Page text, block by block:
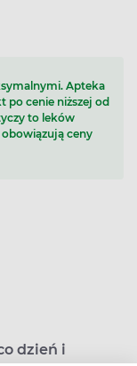
Apteka
po cenie niższej od
to leków
ceny
dzień i